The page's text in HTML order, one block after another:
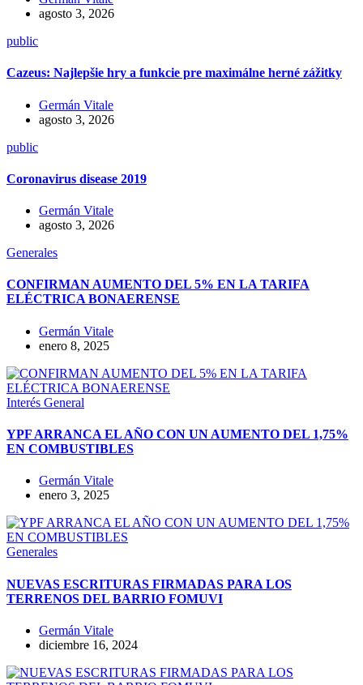
agosto 3, 2026
public
Cazeus: Najlepšie hry a funkcie pre maximálne herné zážitky
Germán Vitale
agosto 3, 2026
public
Coronavirus disease 2019
Germán Vitale
agosto 3, 2026
Generales
CONFIRMAN AUMENTO DEL 5% EN LA TARIFA
ELÉCTRICA BONAERENSE
Germán Vitale
enero 8, 2025
Interés General
YPF ARRANCA EL AÑO CON UN AUMENTO DEL 1,75%
EN COMBUSTIBLES
Germán Vitale
enero 3, 2025
Generales
NUEVAS ESCRITURAS FIRMADAS PARA LOS
TERRENOS DEL BARRIO FOMUVI
Germán Vitale
diciembre 16, 2024